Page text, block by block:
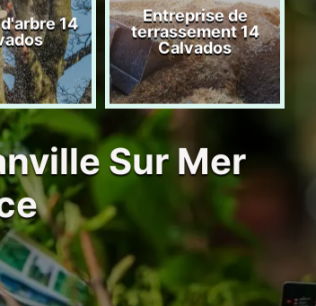
14
Entreprise de
terrassement 14
Calvados
Sur Mer